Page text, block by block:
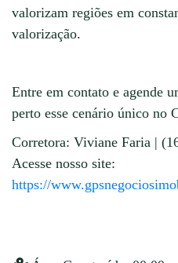
valorizam regiões em
valorização.
Entre em contato e agende
perto esse cenário único no
Corretora: Viviane Faria |
Acesse nosso site:
https://